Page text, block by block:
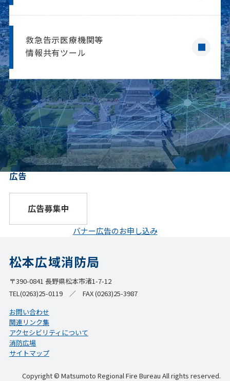
救急告示医療機関等
情報共有ツール
広告
バナー広告のお申し込み
松本広域消防局
〒390-0841 長野県松本市渚1-7-12
TEL(0263)25-0119 ／ FAX (0263)25-3987
お問い合わせ
関連リンク集
アクセシビリティについて
消防広場
サイトマップ
Copyright © Matsumoto Regional Fire Bureau All rights reserved.